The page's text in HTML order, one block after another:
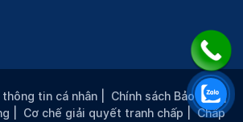
tin cá nhân Chính sách Bảo mật |
Cơ chế giải quyết tranh chấp |Chấp